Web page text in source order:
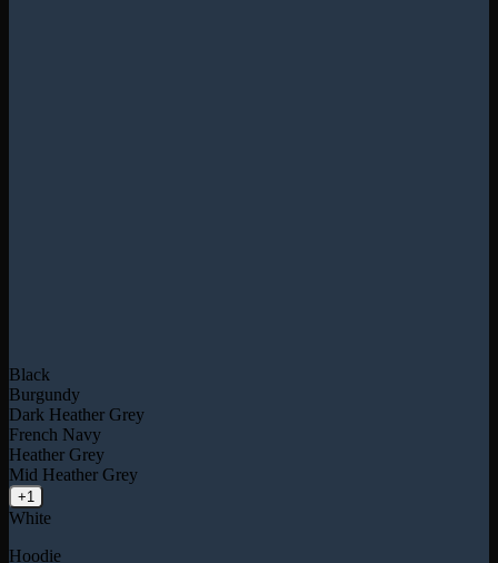
Black
Burgundy
Dark Heather Grey
French Navy
Heather Grey
Mid Heather Grey
+1
White
Hoodie